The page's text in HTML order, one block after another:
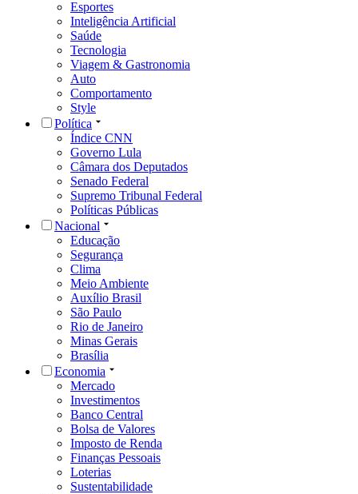
Esportes
Inteligência Artificial
Saúde
Tecnologia
Viagem & Gastronomia
Auto
Comportamento
Style
Política
Índice CNN
Governo Lula
Câmara dos Deputados
Senado Federal
Supremo Tribunal Federal
Políticas Públicas
Nacional
Educação
Segurança
Clima
Meio Ambiente
Auxílio Brasil
São Paulo
Rio de Janeiro
Minas Gerais
Brasília
Economia
Mercado
Investimentos
Banco Central
Bolsa de Valores
Imposto de Renda
Finanças Pessoais
Loterias
Sustentabilidade